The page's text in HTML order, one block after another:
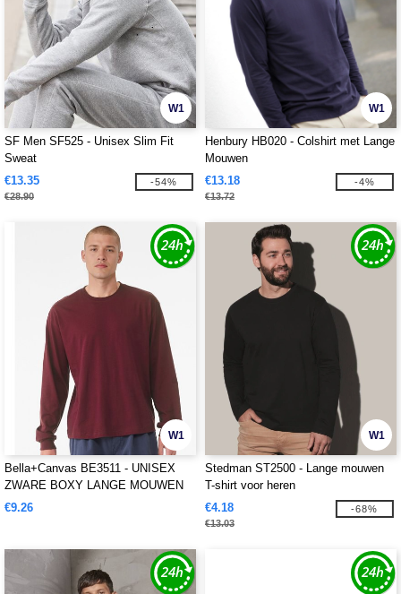
W1
SF Men SF525 - Unisex Slim Fit
Sweat
€13.35
€28.90
-54%
W1
Henbury HB020 - Colshirt met Lange
Mouwen
€13.18
€13.72
-4%
W1
Bella+Canvas BE3511 - UNISEX
ZWARE BOXY LANGE MOUWEN
TEE
€9.26
W1
Stedman ST2500 - Lange mouwen
T-shirt voor heren
€4.18
€13.03
-68%